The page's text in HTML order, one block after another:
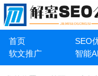
首页 SEO
软文推广
智能AI